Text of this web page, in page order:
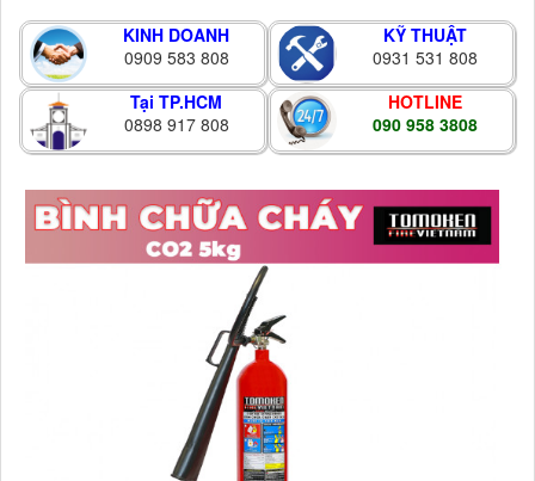
KINH DOANH
0909 583 808
KỸ THUẬT
0931 531 808
Tại TP.HCM
0898 917 808
HOTLINE
090 958 3808